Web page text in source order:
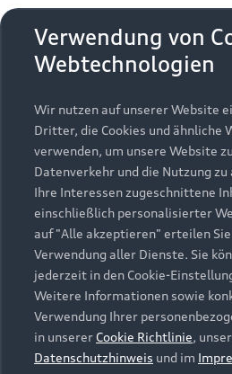
Modelle
Alle Modelle
Modelle vergleichen
Elektromodelle
Plug-in-Hybride
Kaufen & leasen
Neuwagensuche
Gebrauchtwagensuche
Gebrauchtwagen
Finanzierung
Aktionen & Angebote
Geschäftskunden
Service & Zubehör
Saisonale Angebote
Audi Services
Garantie
Audi digital services
myAudi
Support
Kundenservice
Händlersuche
Audi Code
Über Audi
Unternehmen
Karriere
Verwendung von
Webtechnologien
Wir nutzen auf unserer Website
Dritter, die Cookies und ähnliche
verwenden, um unsere Website
Datenverkehr und die Nutzung
Ihre Interessen zugeschnittene
einschließlich personalisierter
auf "Alle akzeptieren" erteilen
Verwendung aller Dienste. Sie
jederzeit in den Cookie-
Weitere Informationen sowie
Verwendung Ihrer
in unserer Cookie Richtlinie,
Datenschutzhinweis und im